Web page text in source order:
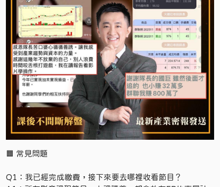
🟧 常見問題
Q1：我已經完成繳費，接下來要去哪裡收看節目？